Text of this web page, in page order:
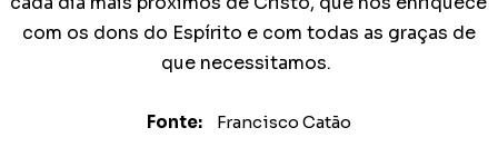
com os dons do Espírito e com todas as graças de
que necessitamos.
Fonte: Francisco Catão